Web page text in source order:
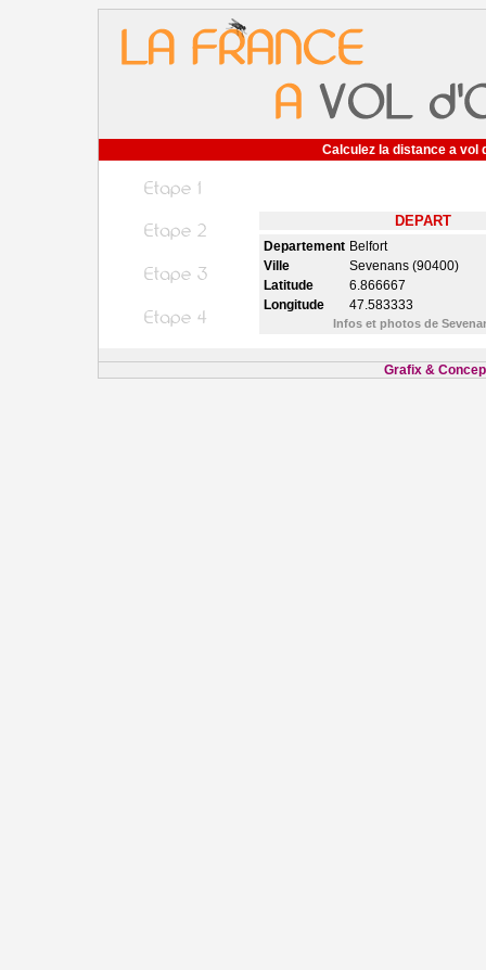
Calculez la distance a vol
DEPART
Departement Belfort
Ville
Sevenans (90400)
Latitude
6.866667
Longitude
47.583333
Infos et photos de
Grafix &